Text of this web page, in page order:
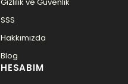
SSS
Hakkımızda
Blog
HESABIM